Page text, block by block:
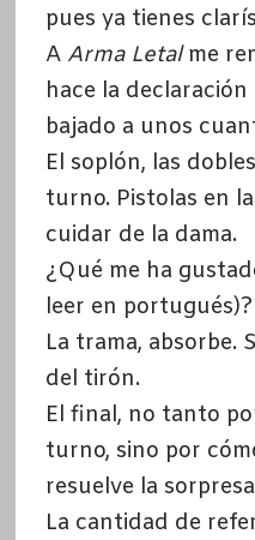
pues ya tienes
A Arma Letalme
hace la declaración
bajado a unos
El soplón, las
turno. Pistolas en
cuidar de la dama.
¿Qué me ha
leer en portugués)?
La trama, absorbe.
del tirón.
El final, no tanto
turno, sino por
resuelve la
La cantidad de